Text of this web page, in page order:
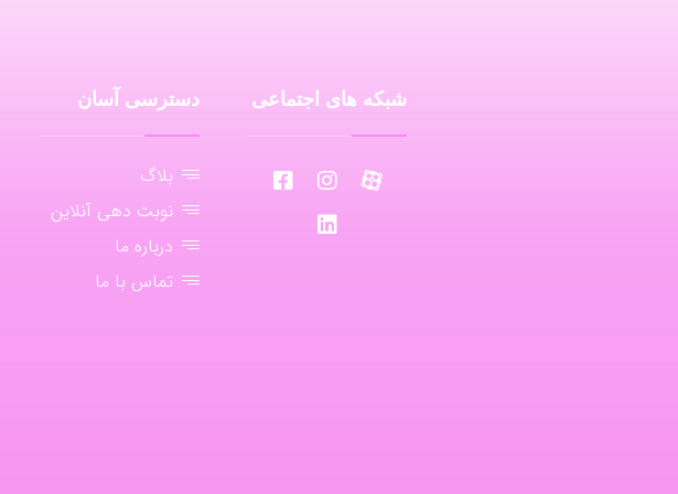
شبکه های اجتماعی دسترسی آسان
بلاگ
نوبت دهی آنلاین
درباره ما
تماس با ما